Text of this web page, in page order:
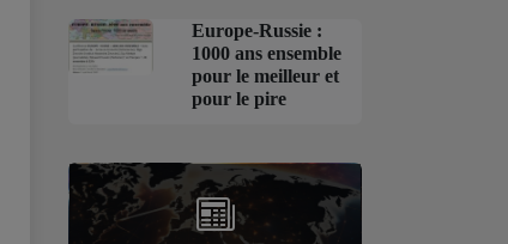
Europe-Russie :
1000 ans ensemble
pour le meilleur et
pour le pire